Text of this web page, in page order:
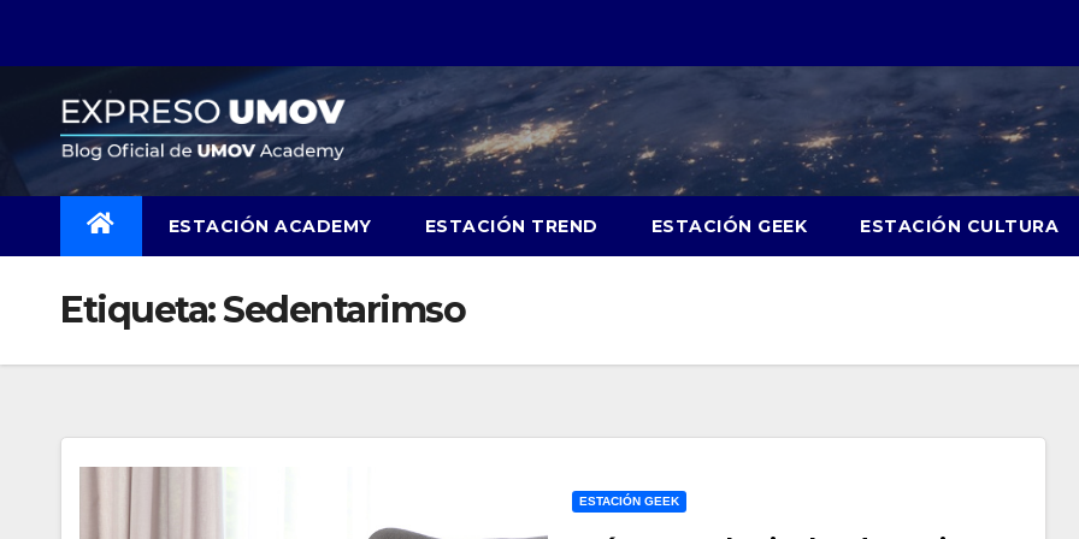
ESTACIÓN ACADEMY ESTACIÓN TREND ESTACIÓN GEEK ESTACIÓN CULTURA
Etiqueta:Sedentarimso
ESTACIÓN GEEK